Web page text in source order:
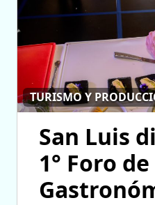
TURISMO Y
San Luis
1° Foro